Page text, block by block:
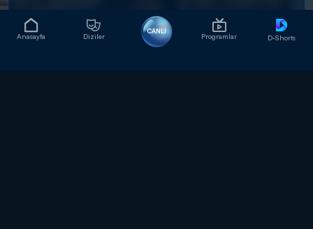
Anasayfa Diziler
CANLI
Programlar D-Shorts